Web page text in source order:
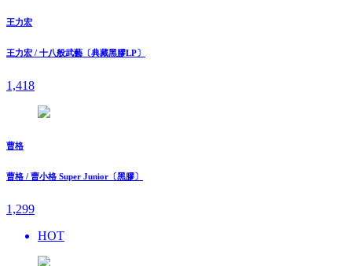
王力宏
王力宏 / 十八般武藝〔典藏黑膠LP〕
1,418
曹格
曹格 / 曹小格 Super Junior〔黑膠〕
1,299
HOT